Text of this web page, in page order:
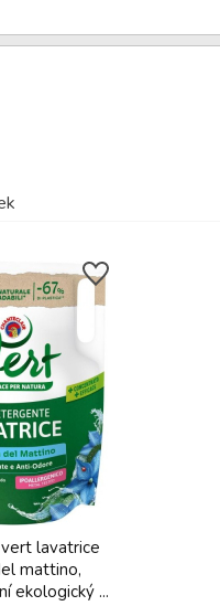
lavatrice
mattino,
ekologický ...